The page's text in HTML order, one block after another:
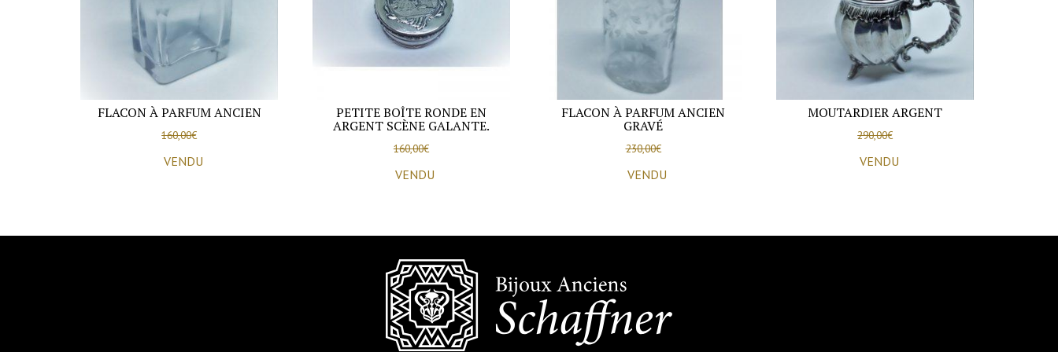
FLACON À PARFUM ANCIEN
160,00€
VENDU
PETITE BOÎTE RONDE EN
ARGENT SCÈNE GALANTE.
160,00€
VENDU
FLACON À PARFUM ANCIEN
GRAVÉ
230,00€
VENDU
MOUTARDIER ARGENT
290,00€
VENDU